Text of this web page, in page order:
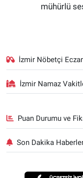
mühürlü
İzmir Nöbetçi
İzmir Namaz
Puan Durumu ve
Son Dakika